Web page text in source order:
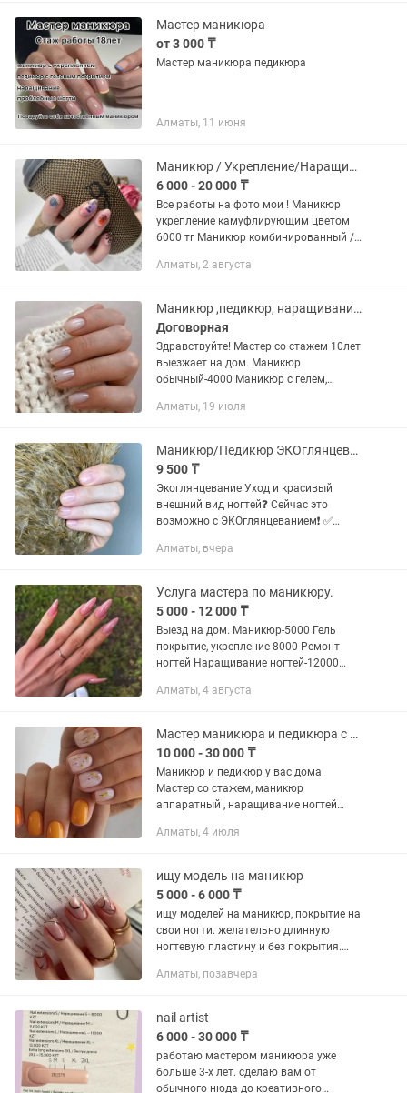
Мастер маникюра
от 3 000 ₸
Мастер маникюра педикюра
Алматы, 11 июня
Маникюр / Укрепление/Наращивание ногтей
6 000 - 20 000 ₸
Все работы на фото мои ! Маникюр
укрепление камуфлирующим цветом
6000 тг Маникюр комбинированный /
системой (ремонт скрученных ногтей,
Алматы, 2 августа
Маникюр ,педикюр, наращивание ногтей выезжаем на дом.
Договорная
Здравствуйте! Мастер со стажем 10лет
выезжает на дом. Маникюр
обычный-4000 Маникюр с гелем,
Ремонт 1 ногтя 500 Наращивание
ногтей-...
Алматы, 19 июля
Маникюр/Педикюр ЭКОглянцевание,( ЭКОманикюр,ЭКОпедикюр)
9 500 ₸
Экоглянцевание Уход и красивый
внешний вид ногтей❓ Сейчас это
возможно с ЭКОглянцеванием❗ ✅
различных заболеваний, в том числе
оздоровить...
Алматы, вчера
Услуга мастера по маникюру.
5 000 - 12 000 ₸
Выезд на дом. Маникюр-5000 Гель
покрытие, укрепление-8000 Ремонт
ногтей Наращивание ногтей-12000
Педикюр, гель, обработка пяток-10000
Алматы, 4 августа
Мастер маникюра и педикюра с выездом на дом
10 000 - 30 000 ₸
Маникюр и педикюр у вас дома.
Мастер со стажем, маникюр
аппаратный , наращивание ногтей
педикюр
Алматы, 4 июля
ищу модель на маникюр
5 000 - 6 000 ₸
ищу моделей на маникюр, покрытие на
свои ногти. желательно длинную
ногтевую пластину и без покрытия.
фотографии дизайнов будут ниже.
Алматы, позавчера
nail artist
6 000 - 30 000 ₸
работаю мастером маникюра уже
больше 3-х лет. сделаю вам от
обычного нюда до креативного